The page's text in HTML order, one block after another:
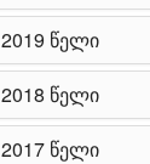
2019 წელი
2018 წელი
2017 წელი